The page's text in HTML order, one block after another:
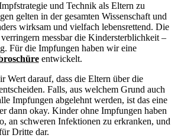
und Technik als Eltern zu
gelten in der gesamten Wissenschaft und
wirksam und vielfach lebensrettend. Die
messbar die Kindersterblichkeit –
Für die Impfungen haben wir eine
entwickelt.
Wert darauf, dass die Eltern über die
Falls, aus welchem Grund auch
Impfungen abgelehnt werden, ist das eine
dann okay. Kinder ohne Impfungen haben
an schweren Infektionen zu erkranken, und
Dritte dar.